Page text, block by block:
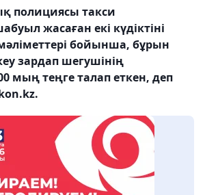
полициясы такси
жасаған екі күдіктіні
бойынша, бұрын
зардап шегушінің
мың теңге талап еткен, деп